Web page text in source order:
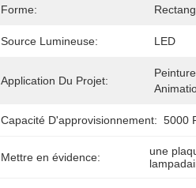
Forme:
Source Lumineuse: LED
Application Du Projet:
Capacité D'approvisionnement: 5000
Mettre en évidence: une